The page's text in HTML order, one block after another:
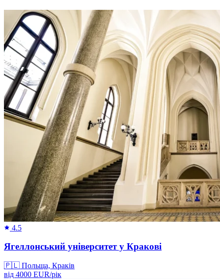
4.5
Ягеллонський університет у Кракові
🇵🇱 Польща, Краків
від 4000 EUR/рік